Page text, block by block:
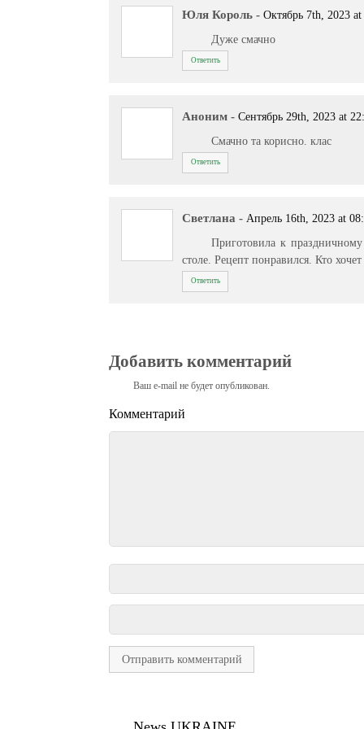
Юля Король - Октябрь 7th, 2023
Дуже смачно
Ответить
Аноним - Сентябрь 29th, 2023 at
Смачно та корисно. клас
Ответить
Светлана - Апрель 16th, 2023 at
Приготовила к
столе. Рецепт понравился. Кто
Ответить
Добавить комментарий
Ваш e-mail не будет опубликован.
Комментарий